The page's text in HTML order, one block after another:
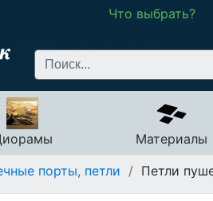
Что выбрать?
Материалы
порты, петли / Петли